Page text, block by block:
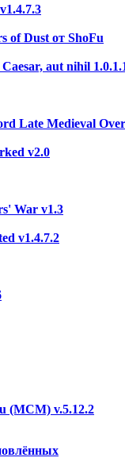
of Dust от ShoFu
aut nihil
Late Medieval
v2.0
War v1.3
v1.4.7.2
(MCM) v.5.12.2